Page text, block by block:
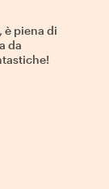
è piena di
da